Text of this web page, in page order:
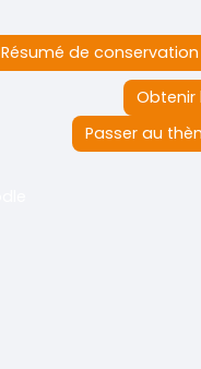
Résumé de
Obtenir
Passer au